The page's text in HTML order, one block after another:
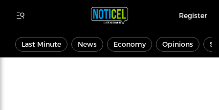
Register
Last Minute News Economy Opinions